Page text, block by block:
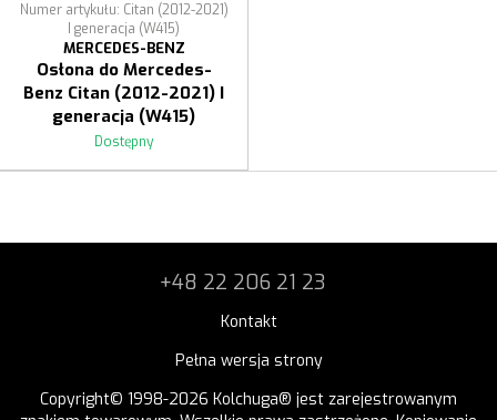
Numer artykułu: Citan (2012-2021)
I generacja (W415)
MERCEDES-BENZ
Osłona do Mercedes-
Benz Citan (2012-2021) I
generacja (W415)
Dostępny
+48 22 206 21 23
Kontakt
Pełna wersja strony
Copyright© 1998-2026 Kolchuga® jest zarejestrowanym